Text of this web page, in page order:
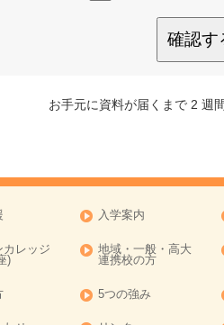
確認す
お手元に資料が届くまで 2 週
入学案内
カレッジ
)
地域・一般・高大
連携校の方
5つの強み